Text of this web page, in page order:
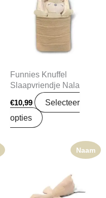
Funnies Knuffel
Slaapvriendje Nala
€10,99
Selecteer
opties
Naam